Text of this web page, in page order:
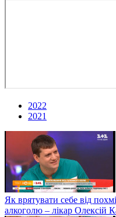
2022
2021
Як врятувати себе від
алкоголю – лікар Олексій